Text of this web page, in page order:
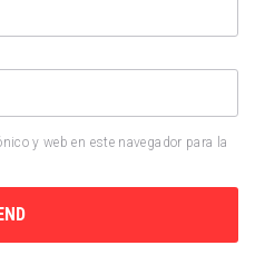
y web en este navegador para la